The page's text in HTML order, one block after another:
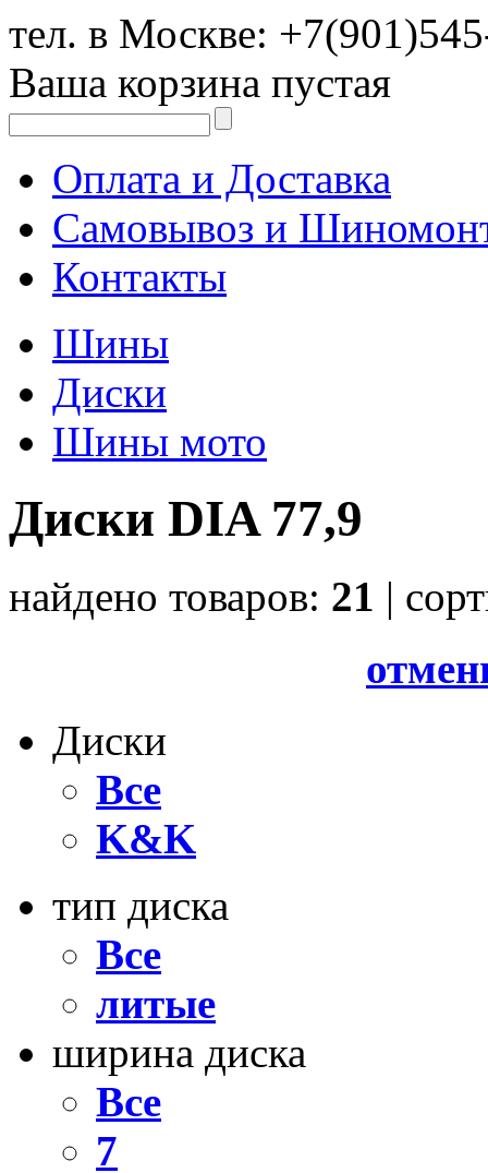
тел. в Москве:
Ваша корзина пустая
Оплата и Доставка
Самовывоз и
Контакты
Шины
Диски
Шины мото
Диски DIA 77,9
найдено товаров: 21 |
Диски
Все
K&K
тип диска
Все
литые
ширина диска
Все
7